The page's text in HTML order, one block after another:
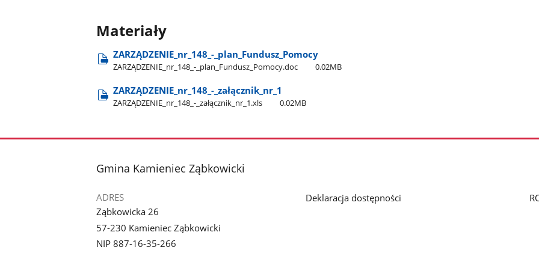
Materiały
ZARZĄDZENIE​_nr​_148​_-​_plan​_Fundusz​_Pomocy
ZARZĄDZENIE​_nr​_148​_-​_plan​_Fundusz​_Pomocy.doc 0.02MB
ZARZĄDZENIE​_nr​_148​_-​_załącznik​_nr​_1
ZARZĄDZENIE​_nr​_148​_-​_załącznik​_nr​_1.xls 0.02MB
stopka
Gmina Kamieniec Ząbkowicki
ADRES
Ząbkowicka 26
57-230 Kamieniec Ząbkowicki
NIP 887-16-35-266
Deklaracja dostępności